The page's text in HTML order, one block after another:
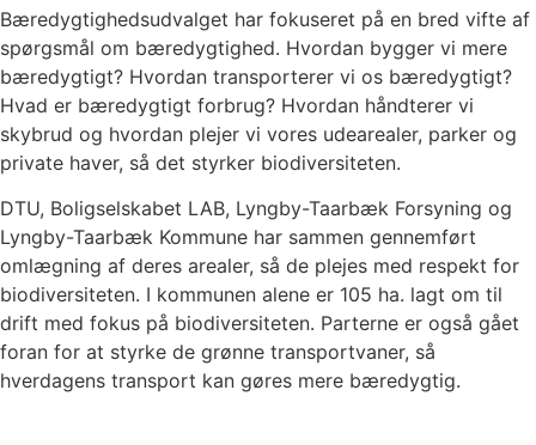
Bæredygtighedsudvalget har fokuseret på en bred vifte af
spørgsmål om bæredygtighed. Hvordan bygger vi mere
bæredygtigt? Hvordan transporterer vi os bæredygtigt?
Hvad er bæredygtigt forbrug? Hvordan håndterer vi
skybrud og hvordan plejer vi vores udearealer, parker og
private haver, så det styrker biodiversiteten.
DTU, Boligselskabet LAB, Lyngby-Taarbæk Forsyning og
Lyngby-Taarbæk Kommune har sammen gennemført
omlægning af deres arealer, så de plejes med respekt for
biodiversiteten. I kommunen alene er 105 ha. lagt om til
drift med fokus på biodiversiteten. Parterne er også gået
foran for at styrke de grønne transportvaner, så
hverdagens transport kan gøres mere bæredygtig.